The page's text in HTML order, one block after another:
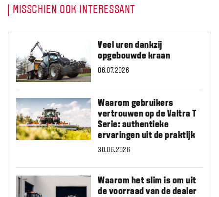
MISSCHIEN OOK INTERESSANT
Veel uren dankzij
opgebouwde kraan
06.07.2026
Waarom gebruikers
vertrouwen op de Valtra T
Serie: authentieke
ervaringen uit de praktijk
30.06.2026
Waarom het slim is om uit
de voorraad van de dealer